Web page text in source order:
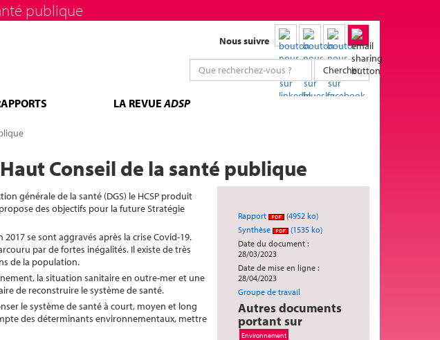
publique
Nous suivre
Chercher
LA REVUEADSP
Conseil de la santé publique
Rapport
(4952 ko)
Synthèse
(1535 ko)
Date du document :
28/03/2023
Date de mise en ligne :
28/04/2023
Groupe de travail
Autres documents
portant sur
Environnement
générale de la santé (DGS) le HCSP produit
des objectifs pour la future Stratégie
se sont aggravés après la crise Covid-19.
par de fortes inégalités. Il existe de très
de la population.
la situation sanitaire en outre-mer et une
de reconstruire le système de santé.
le système de santé à court, moyen et long
des déterminants environnementaux, mettre